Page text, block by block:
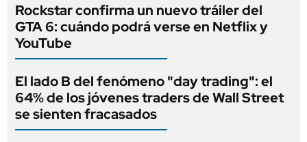
Rockstar confirma un nuevo tráiler del
GTA 6: cuándo podrá verse en Netflix y
YouTube
El lado B del fenómeno "day trading": el
64% de los jóvenes traders de Wall Street
se sienten fracasados